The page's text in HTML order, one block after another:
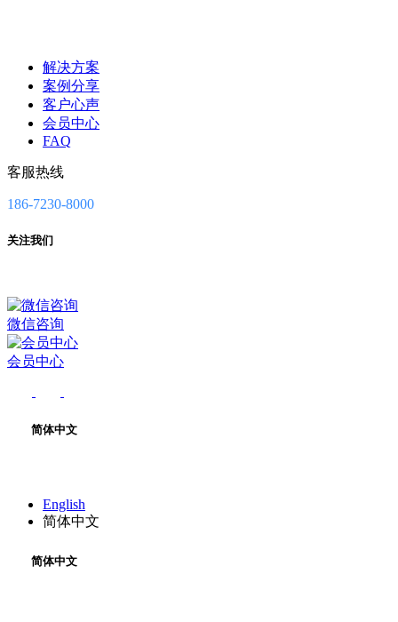
解决方案
案例分享
客户心声
会员中心
FAQ
客服热线
186-7230-8000
关注我们
微信咨询
会员中心
简体中文
English
简体中文
简体中文